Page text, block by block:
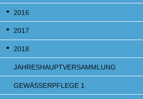
2016
2017
2018
JAHRESHAUPTVERSAMMLUNG
GEWÄSSERPFLEGE 1